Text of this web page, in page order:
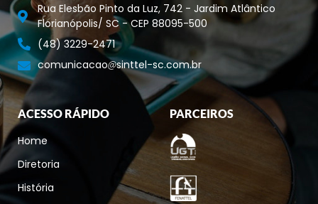
Rua Elesbão Pinto da Luz, 742 - Jardim Atlântico
Florianópolis/ SC - CEP 88095-500
(48) 3229-2471
comunicacao
sinttel-sc.com.br
ACESSO RÁPIDO
Home
Diretoria
História
PARCEIROS